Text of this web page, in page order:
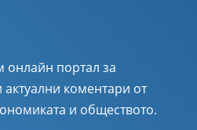
онлайн портал за
коментари от
и обществото.